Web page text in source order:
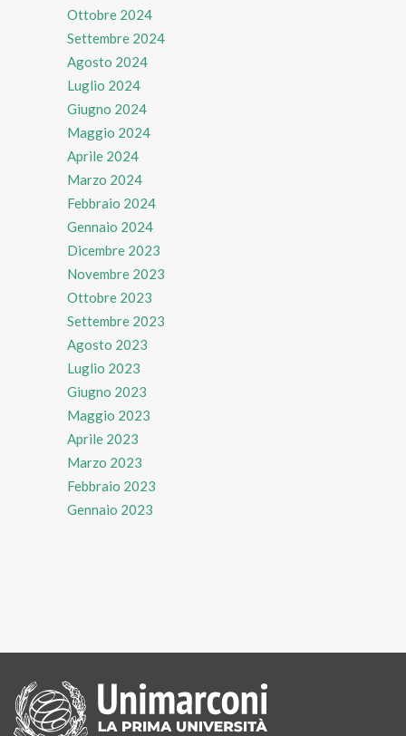
Ottobre 2024
Settembre 2024
Agosto 2024
Luglio 2024
Giugno 2024
Maggio 2024
Aprile 2024
Marzo 2024
Febbraio 2024
Gennaio 2024
Dicembre 2023
Novembre 2023
Ottobre 2023
Settembre 2023
Agosto 2023
Luglio 2023
Giugno 2023
Maggio 2023
Aprile 2023
Marzo 2023
Febbraio 2023
Gennaio 2023